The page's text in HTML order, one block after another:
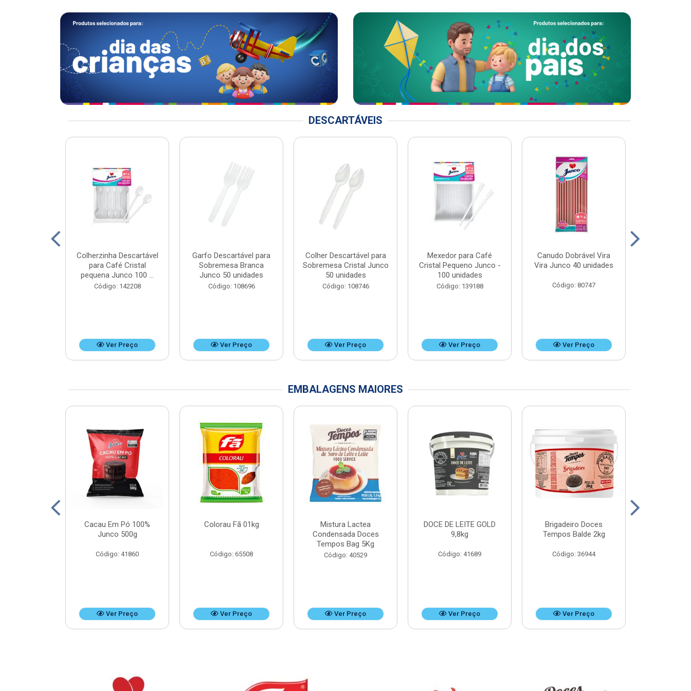
DESCARTÁVEIS
Colherzinha Descartável
para Café Cristal
pequena Junco 100 ...
Código: 142208
Ver Preço
Garfo Descartável para
Sobremesa Branca
Junco 50 unidades
Código: 108696
Ver Preço
Colher Descartável para
Sobremesa Cristal Junco
50 unidades
Código: 108746
Ver Preço
Mexedor para Café
Cristal Pequeno Junco -
100 unidades
Código: 139188
Ver Preço
Canudo Dobrável Vira
Vira Junco 40 unidades
Código: 80747
Ver Preço
EMBALAGENS MAIORES
Cacau Em Pó 100%
Junco 500g
Código: 41860
Ver Preço
Colorau Fã 01kg
Código: 65508
Ver Preço
Mistura Lactea
Condensada Doces
Tempos Bag 5Kg
Código: 40529
Ver Preço
DOCE DE LEITE GOLD
9,8kg
Código: 41689
Ver Preço
Brigadeiro Doces
Tempos Balde 2kg
Código: 36944
Ver Preço